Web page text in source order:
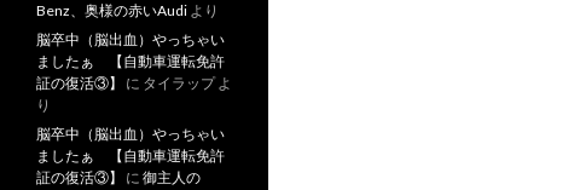
Benz、奥様の赤いAudi より
脳卒中（脳出血）やっちゃい
ましたぁ 【自動車運転免許
証の復活③】
に タイラップよ
り
脳卒中（脳出血）やっちゃい
ましたぁ 【自動車運転免許
証の復活③】
に 御主人の